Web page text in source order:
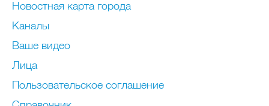
Новостная карта города
Каналы
Ваше видео
Лица
Пользовательское соглашение